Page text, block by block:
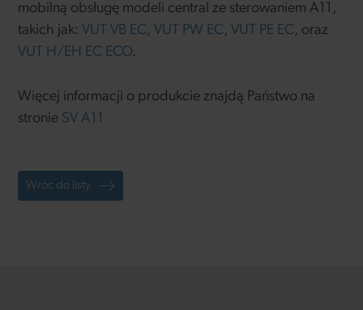
mobilną obsługę modeli central ze sterowaniem A11,
takich jak:VUT VB EC,VUT PW EC,VUT PE EC, oraz
VUT H/EH EC ECO.
Więcej informacji o produkcie znajdą Państwo na
stronie SV A11
Wróc do listy